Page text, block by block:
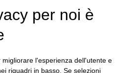
SOCIAL
ENGLISH
GERMAN
per noi è
migliorare l'esperienza dell'utente e
riquadri in basso. Se selezioni